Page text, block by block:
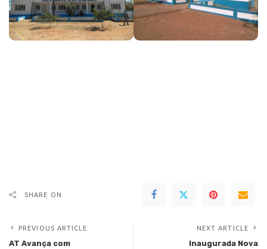
SHARE ON
PREVIOUS ARTICLE
AT Avança com
NEXT ARTICLE
Inaugurada Nova